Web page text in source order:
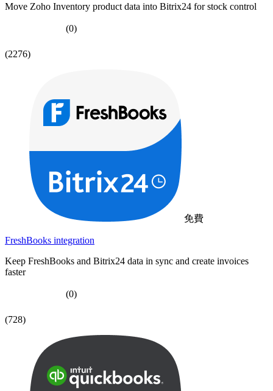
Move Zoho Inventory product data into Bitrix24 for stock control
(0)
(2276)
免費
FreshBooks integration
Keep FreshBooks and Bitrix24 data in sync and create invoices
faster
(0)
(728)